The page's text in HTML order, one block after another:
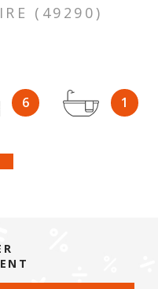
(49290)
6 1